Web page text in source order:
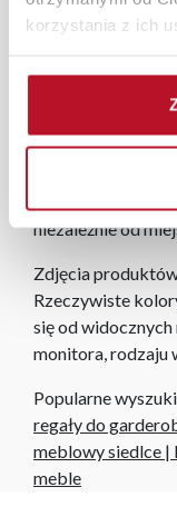
korzystania z ich
programu Planer
przygotują
złożone w
roboczych na
zamówień
roboczych,
niezależnie od
Zdjęcia
Rzeczywiste
się od widocznych
monitora, rodzaju
Popularne
regały do
meblowy siedlce |
meble